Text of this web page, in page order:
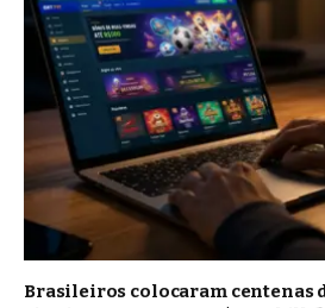
Brasileiros colocaram centenas